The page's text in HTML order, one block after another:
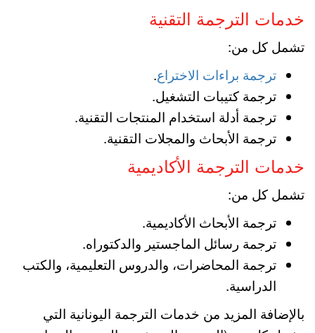
خدمات الترجمة التقنية
تشمل كل من:
ترجمة براءات الاختراع.
ترجمة كتيبات التشغيل.
ترجمة أدلة استخدام المنتجات التقنية.
ترجمة الأبحاث والمجلات التقنية.
خدمات الترجمة الأكاديمية
تشمل كل من:
ترجمة الأبحاث الأكاديمية.
ترجمة رسائل الماجستير والدكتوراه.
ترجمة المحاضرات، والدروس التعليمية، والكتب
الدراسية.
بالإضافة المزيد من خدمات الترجمة اليونانية التي